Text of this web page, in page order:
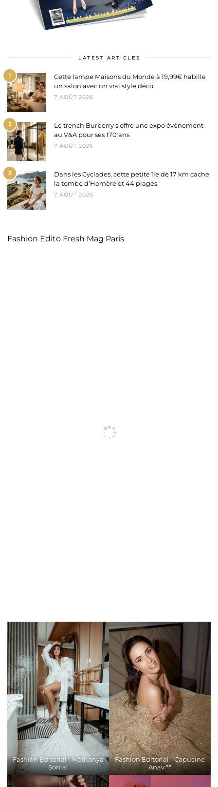
LATEST ARTICLES
1
Cette lampe Maisons du Monde à 19,99€ habille
un salon avec un vrai style déco
7 AOÛT 2026
2
Le trench Burberry s’offre une expo événement
au V&A pour ses 170 ans
7 AOÛT 2026
3
Dans les Cyclades, cette petite île de 17 km cache
la tombe d’Homère et 44 plages
7 AOÛT 2026
Fashion Edito Fresh Mag Paris
Fashion Editorial " Nathanya
Sonia"
Fashion Editorial " Capucine
Anav ""